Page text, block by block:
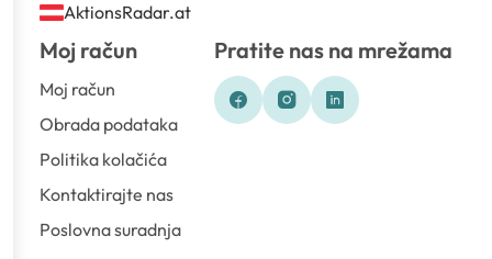
AktionsRadar.at
Moj račun
Moj račun
Obrada podataka
Politika kolačića
Kontaktirajte nas
Poslovna suradnja
Pratite nas na mrežama